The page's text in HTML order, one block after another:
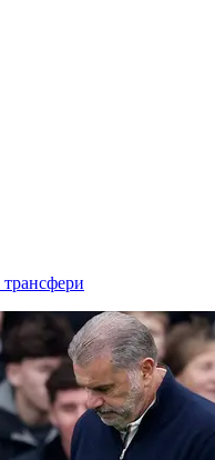
трансфери